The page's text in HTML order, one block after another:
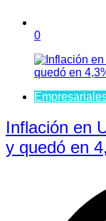
0
Inflación en
y quedó en